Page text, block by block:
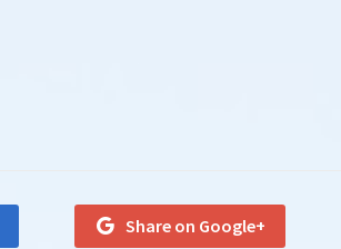
Share on Google+